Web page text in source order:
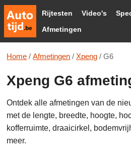
Rijtesten Video's
Afmetingen
Home / Afmetingen / Xpeng / G6
Xpeng G6
Ontdek alle afmetingen van de
met de lengte, breedte, hoogte,
kofferruimte, draaicirkel,
meer.